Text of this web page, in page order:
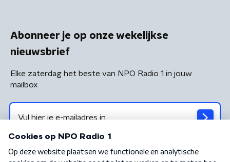
Abonneer je op onze wekelijkse
nieuwsbrief
Elke zaterdag het beste van NPO Radio 1 in jouw
mailbox